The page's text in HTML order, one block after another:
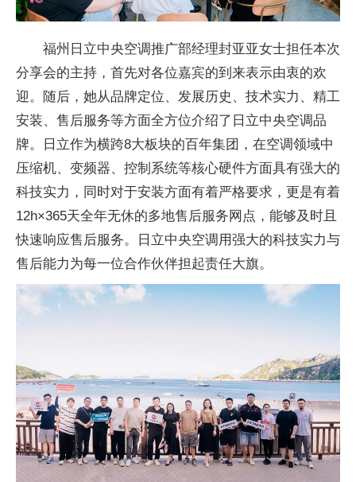
福州日立中央空调推广部经理封亚亚女士担任本次
分享会的主持，首先对各位嘉宾的到来表示由衷的欢
迎。随后，她从品牌定位、发展历史、技术实力、精工
安装、售后服务等方面全方位介绍了日立中央空调品
牌。日立作为横跨8大板块的 百年集团，在空调领域中
压缩机、变频器、控制系统等核心硬件方面具有强大的
科技实力，同时对于安装方面有着严格要求，更是有着
12h×365天全年无休的多地售后服务网点，能够及时且
快速响应售后服务。日立中央空调用强大的科技实力与
售后能力为每一位合作伙伴担起责任大旗。